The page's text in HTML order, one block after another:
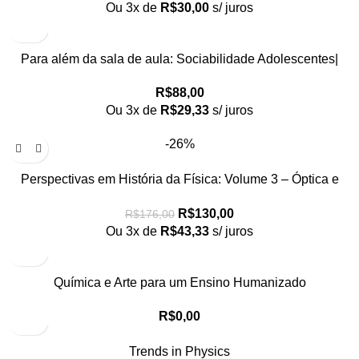
Ou 3x de R$30,00 s/ juros
Para além da sala de aula: Sociabilidade Adolescentes|
R$88,00
Ou 3x de R$29,33 s/ juros
-26%
Perspectivas em História da Física: Volume 3 – Óptica e
R$176,00 R$130,00
Ou 3x de R$43,33 s/ juros
Química e Arte para um Ensino Humanizado
R$0,00
Trends in Physics